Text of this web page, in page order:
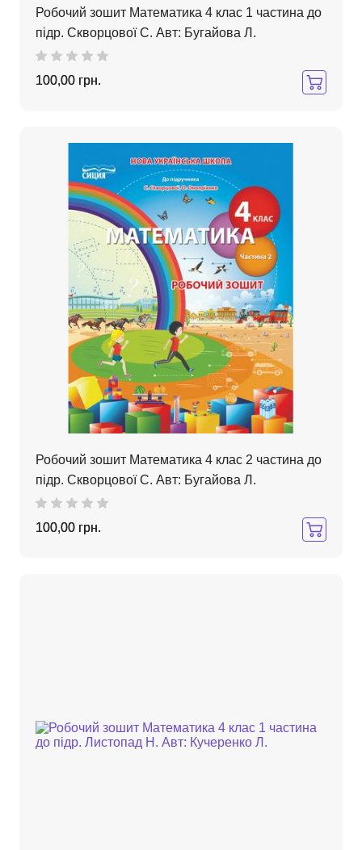
Робочий зошит Математика 4 клас 1 частина до
підр. Скворцової С. Авт: Бугайова Л.
100,00 грн.
Робочий зошит Математика 4 клас 2 частина до
підр. Скворцової С. Авт: Бугайова Л.
100,00 грн.